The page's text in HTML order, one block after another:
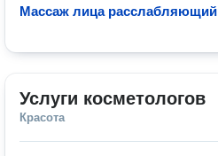
Массаж лица расслабляющий
Услуги косметологов
Красота